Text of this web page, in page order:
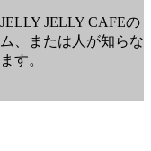
JELLY CAFEの
、または人が知らな
す。